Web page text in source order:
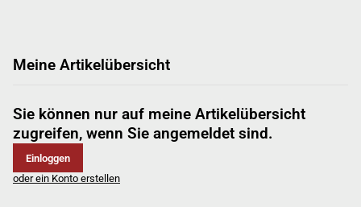
Meine Artikelübersicht
Sie können nur auf meine Artikelübersicht
zugreifen, wenn Sie angemeldet sind.
Einloggen
oder ein Konto erstellen